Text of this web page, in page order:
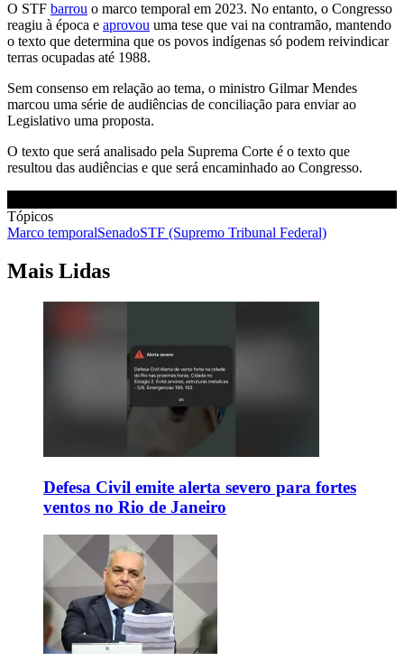
O STF barrou o marco temporal em 2023. No entanto, o Congresso
reagiu à época e aprovou uma tese que vai na contramão, mantendo
o texto que determina que os povos indígenas só podem reivindicar
terras ocupadas até 1988.
Sem consenso em relação ao tema, o ministro Gilmar Mendes
marcou uma série de audiências de conciliação para enviar ao
Legislativo uma proposta.
O texto que será analisado pela Suprema Corte é o texto que
resultou das audiências e que será encaminhado ao Congresso.
Tópicos
Marco temporalSenadoSTF (Supremo Tribunal Federal)
Mais Lidas
Defesa Civil emite alerta severo para fortes
ventos no Rio de Janeiro